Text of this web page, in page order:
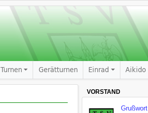
Turnen Gerätturnen Einrad Aikido
VORSTAND
Grußwort